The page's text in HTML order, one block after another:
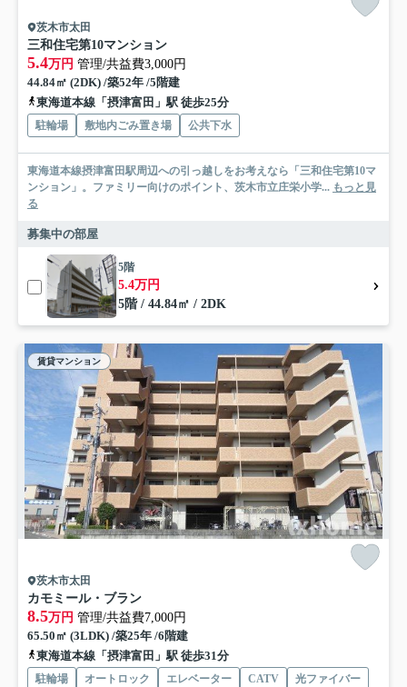
茨木市太田
三和住宅第10マンション
5.4万円 管理/共益費3,000円
44.84㎡ (2DK) /築52年 /5階建
東海道本線「摂津富田」駅 徒歩25分
駐輪場 敷地内ごみ置き場 公共下水
東海道本線摂津富田駅周辺への引っ越しをお考えなら「三和住宅第10マ
ンション」。ファミリー向けのポイント、茨木市立庄栄小学... もっと見
る
募集中の部屋
5階
5.4万円
5階 / 44.84㎡ / 2DK
賃貸マンション
茨木市太田
カモミール・ブラン
8.5万円 管理/共益費7,000円
65.50㎡ (3LDK) /築25年 /6階建
東海道本線「摂津富田」駅 徒歩31分
駐輪場 オートロック エレベーター CATV
光ファイバー